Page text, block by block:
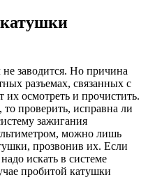
катушки
заводится. Но причина
разъемах, связанных с
их осмотреть и прочистить.
проверить, исправна ли
зажигания
можно лишь
прозвонив их. Если
искать в системе
пробитой катушки